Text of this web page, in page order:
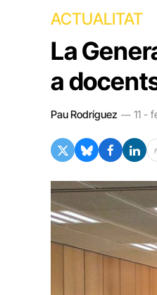
ACTUALITAT
La
a
Pau Rodríguez 11 -